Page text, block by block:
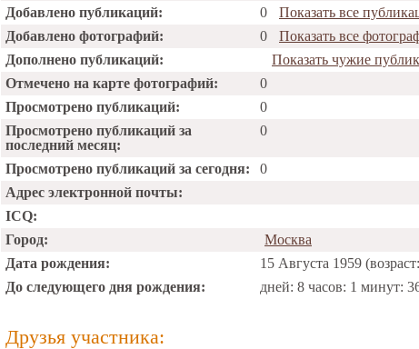
Добавлено публикаций:
0
Показать все
Добавлено фотографий:
0
Показать все
Дополнено публикаций:
Показать чужие
Отмечено на карте фотографий:
0
Просмотрено публикаций:
0
Просмотрено публикаций за
последний месяц:
0
Просмотрено публикаций за сегодня:
0
Адрес электронной почты:
ICQ:
Город:
Москва
Дата рождения:
15 Августа 1959
До следующего дня рождения:
дней: 8 часов: 1 минут:
Друзья участника: